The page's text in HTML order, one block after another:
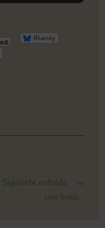
Bluesky
Siguiente entrada
Una Ironía…